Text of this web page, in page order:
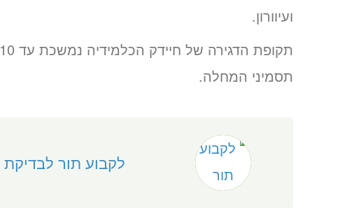
ועיוורון.
תסמיני המחלה.
לקבוע תור לבדיקת